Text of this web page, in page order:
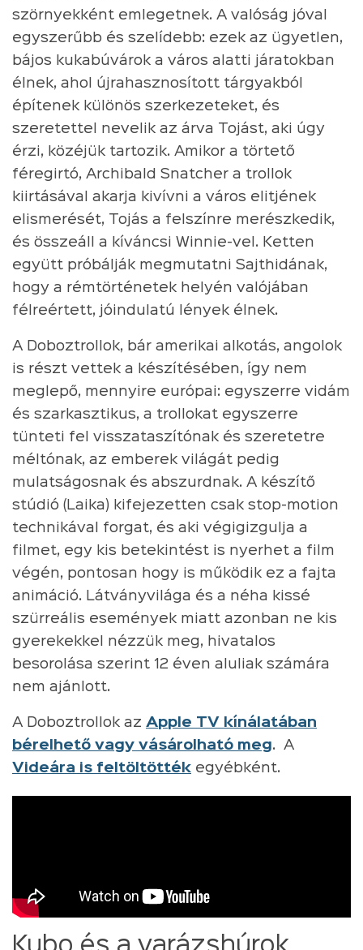
szörnyekként emlegetnek. A valóság jóval
egyszerűbb és szelídebb: ezek az ügyetlen,
bájos kukabúvárok a város alatti járatokban
élnek, ahol újrahasznosított tárgyakból
építenek különös szerkezeteket, és
szeretettel nevelik az árva Tojást, aki úgy
érzi, közéjük tartozik. Amikor a törtető
féregirtó, Archibald Snatcher a trollok
kiirtásával akarja kivívni a város elitjének
elismerését, Tojás a felszínre merészkedik,
és összeáll a kíváncsi Winnie-vel. Ketten
együtt próbálják megmutatni Sajthidának,
hogy a rémtörténetek helyén valójában
félreértett, jóindulatú lények élnek.
A Doboztrollok, bár amerikai alkotás, angolok
is részt vettek a készítésében, így nem
meglepő, mennyire európai: egyszerre vidám
és szarkasztikus, a trollokat egyszerre
tünteti fel visszataszítónak és szeretetre
méltónak, az emberek világát pedig
mulatságosnak és abszurdnak. A készítő
stúdió (Laika) kifejezetten csak stop-motion
technikával forgat, és aki végigizgulja a
filmet, egy kis betekintést is nyerhet a film
végén, pontosan hogy is működik ez a fajta
animáció. Látványvilága és a néha kissé
szürreális események miatt azonban ne kis
gyerekekkel nézzük meg, hivatalos
besorolása szerint 12 éven aluliak számára
nem ajánlott.
A Doboztrollok az Apple TV kínálatában
bérelhető vagy vásárolható meg. A
Videára is feltöltötték egyébként.